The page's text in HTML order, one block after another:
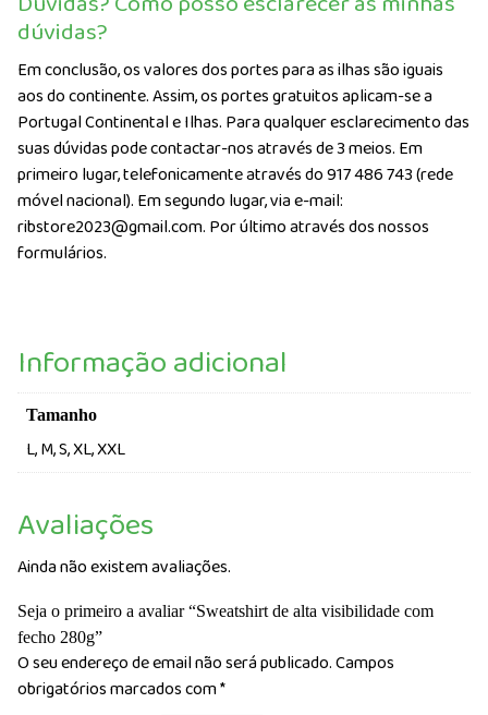
dúvidas?
Em conclusão, os valores dos portes para as ilhas são iguais
aos do continente. Assim, os portes gratuitos aplicam-se a
Portugal Continental e Ilhas. Para qualquer esclarecimento das
suas dúvidas pode contactar-nos através de 3 meios. Em
primeiro lugar, telefonicamente através do 917 486 743 (rede
móvel nacional). Em segundo lugar, via e-mail:
ribstore2023@gmail.com. Por último através dos nossos
formulários.
Informação adicional
Tamanho
L, M, S, XL, XXL
Avaliações
Ainda não existem avaliações.
Seja o primeiro a avaliar “Sweatshirt de alta visibilidade com
fecho 280g”
O seu endereço de email não será publicado.Campos
obrigatórios marcados com*